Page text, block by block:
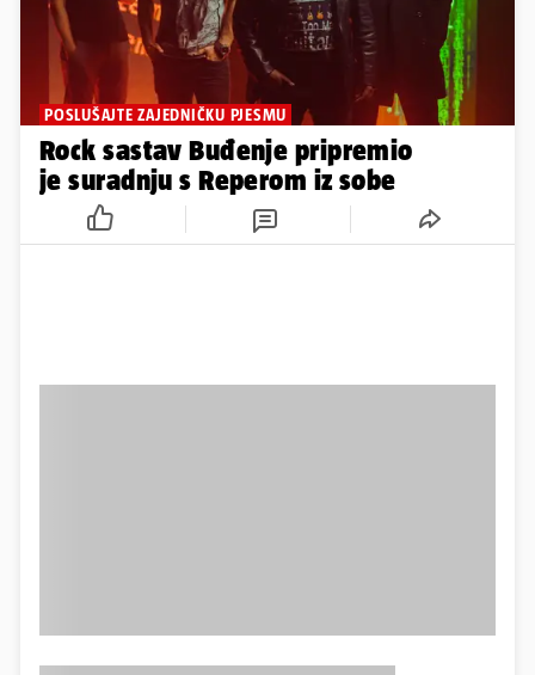
POSLUŠAJTE ZAJEDNIČKU PJESMU
Rock sastav Buđenje pripremio
je suradnju s Reperom iz sobe